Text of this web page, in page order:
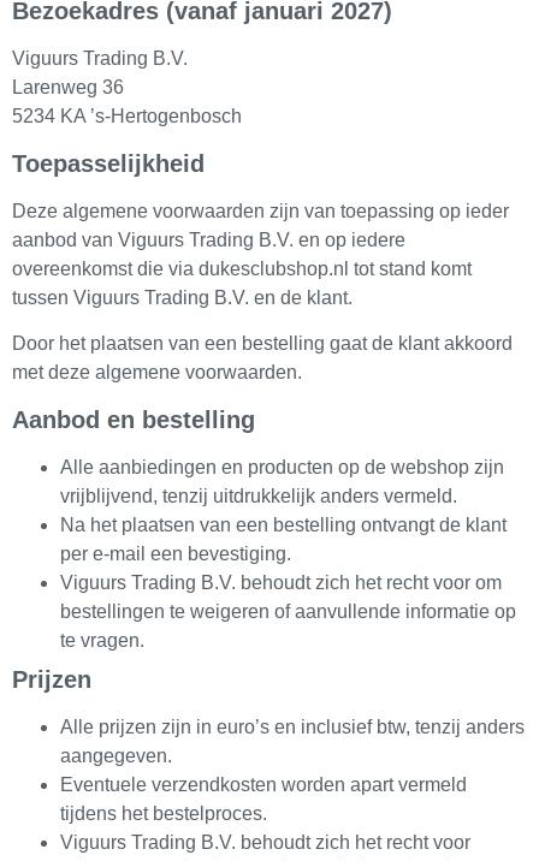
Bezoekadres (vanaf januari 2027)
Viguurs Trading B.V.
Larenweg 36
5234 KA ’s-Hertogenbosch
Toepasselijkheid
Deze algemene voorwaarden zijn van toepassing op ieder
aanbod van Viguurs Trading B.V. en op iedere
overeenkomst die via dukesclubshop.nl tot stand komt
tussen Viguurs Trading B.V. en de klant.
Door het plaatsen van een bestelling gaat de klant akkoord
met deze algemene voorwaarden.
Aanbod en bestelling
Alle aanbiedingen en producten op de webshop zijn
vrijblijvend, tenzij uitdrukkelijk anders vermeld.
Na het plaatsen van een bestelling ontvangt de klant
per e-mail een bevestiging.
Viguurs Trading B.V. behoudt zich het recht voor om
bestellingen te weigeren of aanvullende informatie op
te vragen.
Prijzen
Alle prijzen zijn in euro’s en inclusief btw, tenzij anders
aangegeven.
Eventuele verzendkosten worden apart vermeld
tijdens het bestelproces.
Viguurs Trading B.V. behoudt zich het recht voor